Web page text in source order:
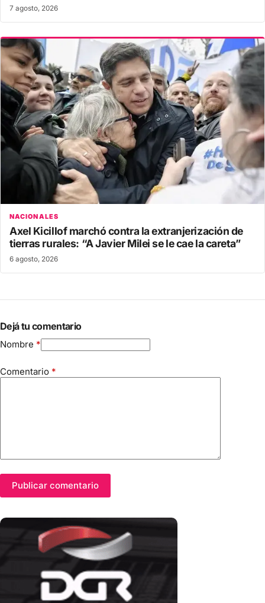
7 agosto, 2026
NACIONALES
Axel Kicillof marchó contra la extranjerización de
tierras rurales: “A Javier Milei se le cae la careta”
6 agosto, 2026
Dejá tu comentario
Nombre *
Comentario *
Publicar comentario